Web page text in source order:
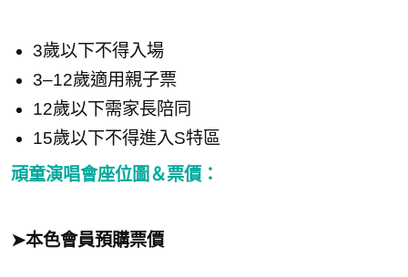
3歲以下不得入場
3–12歲適用親子票
12歲以下需家長陪同
15歲以下不得進入S特區
頑童演唱會座位圖＆票價：
➤本色會員預購票價